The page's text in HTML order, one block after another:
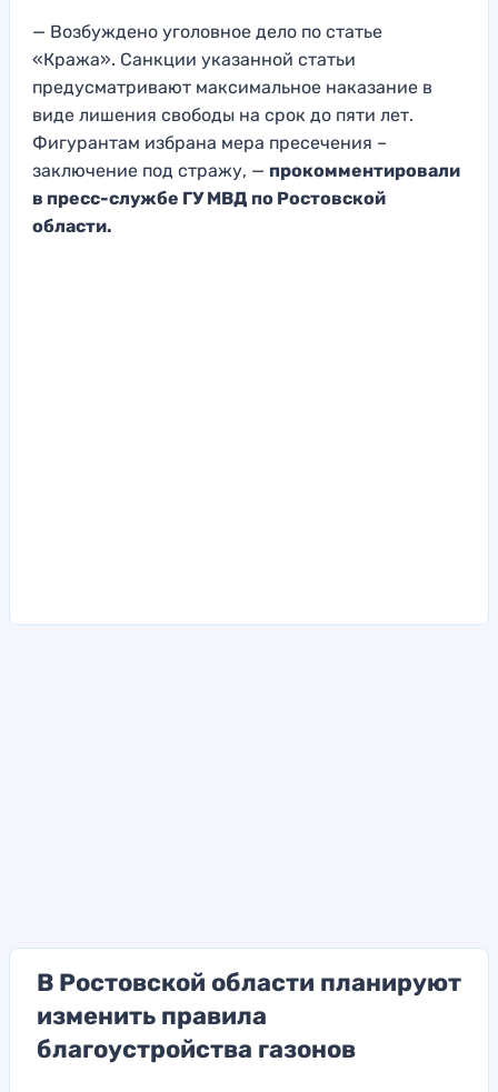
— Возбуждено уголовное дело по статье
«Кража». Санкции указанной статьи
предусматривают максимальное наказание в
виде лишения свободы на срок до пяти лет.
Фигурантам избрана мера пресечения –
заключение под стражу, — прокомментировали
в пресс-службе ГУ МВД по Ростовской
области.
В Ростовской области планируют
изменить правила
благоустройства газонов